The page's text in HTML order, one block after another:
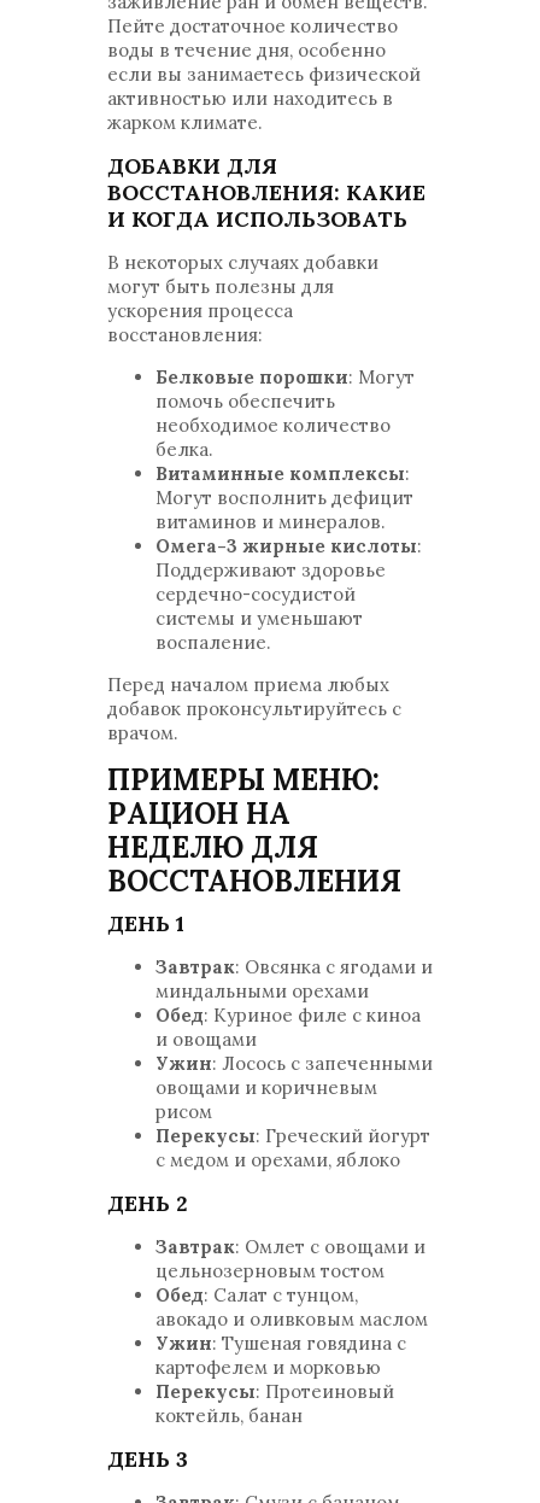
Пейте достаточное количество
воды в течение дня, особенно
если вы занимаетесь физической
активностью или находитесь в
жарком климате.
ДОБАВКИ ДЛЯ
ВОССТАНОВЛЕНИЯ: КАКИЕ
И КОГДА ИСПОЛЬЗОВАТЬ
В некоторых случаях добавки
могут быть полезны для
ускорения процесса
восстановления:
Белковые порошки: Могут
помочь обеспечить
необходимое количество
белка.
Витаминные комплексы:
Могут восполнить дефицит
витаминов и минералов.
Омега-3 жирные кислоты:
Поддерживают здоровье
сердечно-сосудистой
системы и уменьшают
воспаление.
Перед началом приема любых
добавок проконсультируйтесь с
врачом.
ПРИМЕРЫ МЕНЮ:
РАЦИОН НА
НЕДЕЛЮ ДЛЯ
ВОССТАНОВЛЕНИЯ
ДЕНЬ 1
Завтрак: Овсянка с ягодами и
миндальными орехами
Обед: Куриное филе с киноа
и овощами
Ужин: Лосось с запеченными
овощами и коричневым
рисом
Перекусы: Греческий йогурт
с медом и орехами, яблоко
ДЕНЬ 2
Завтрак: Омлет с овощами и
цельнозерновым тостом
Обед: Салат с тунцом,
авокадо и оливковым маслом
Ужин: Тушеная говядина с
картофелем и морковью
Перекусы: Протеиновый
коктейль, банан
ДЕНЬ 3